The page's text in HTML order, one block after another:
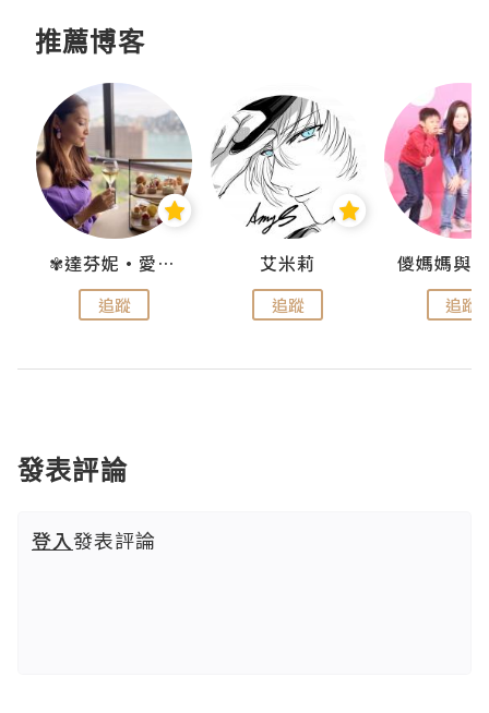
推薦博客
✾達芬妮•愛孩子•愛生活✾
追蹤
艾米莉
追蹤 追蹤
發表評論
登入發表評論